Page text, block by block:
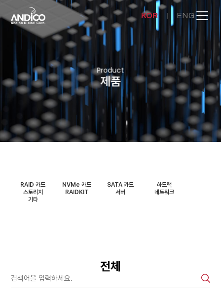
KOR ENG
회사소개
제품
뉴스룸
Product
제품
RAID 카드 NVMe 카드 SATA 카드
하드랙
스토리지
RAIDKIT 서버
네트워크
기타
전체